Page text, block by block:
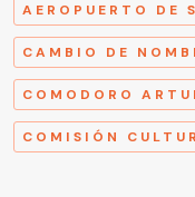
AEROPUERTO DE
CAMBIO DE
COMODORO
COMISIÓN